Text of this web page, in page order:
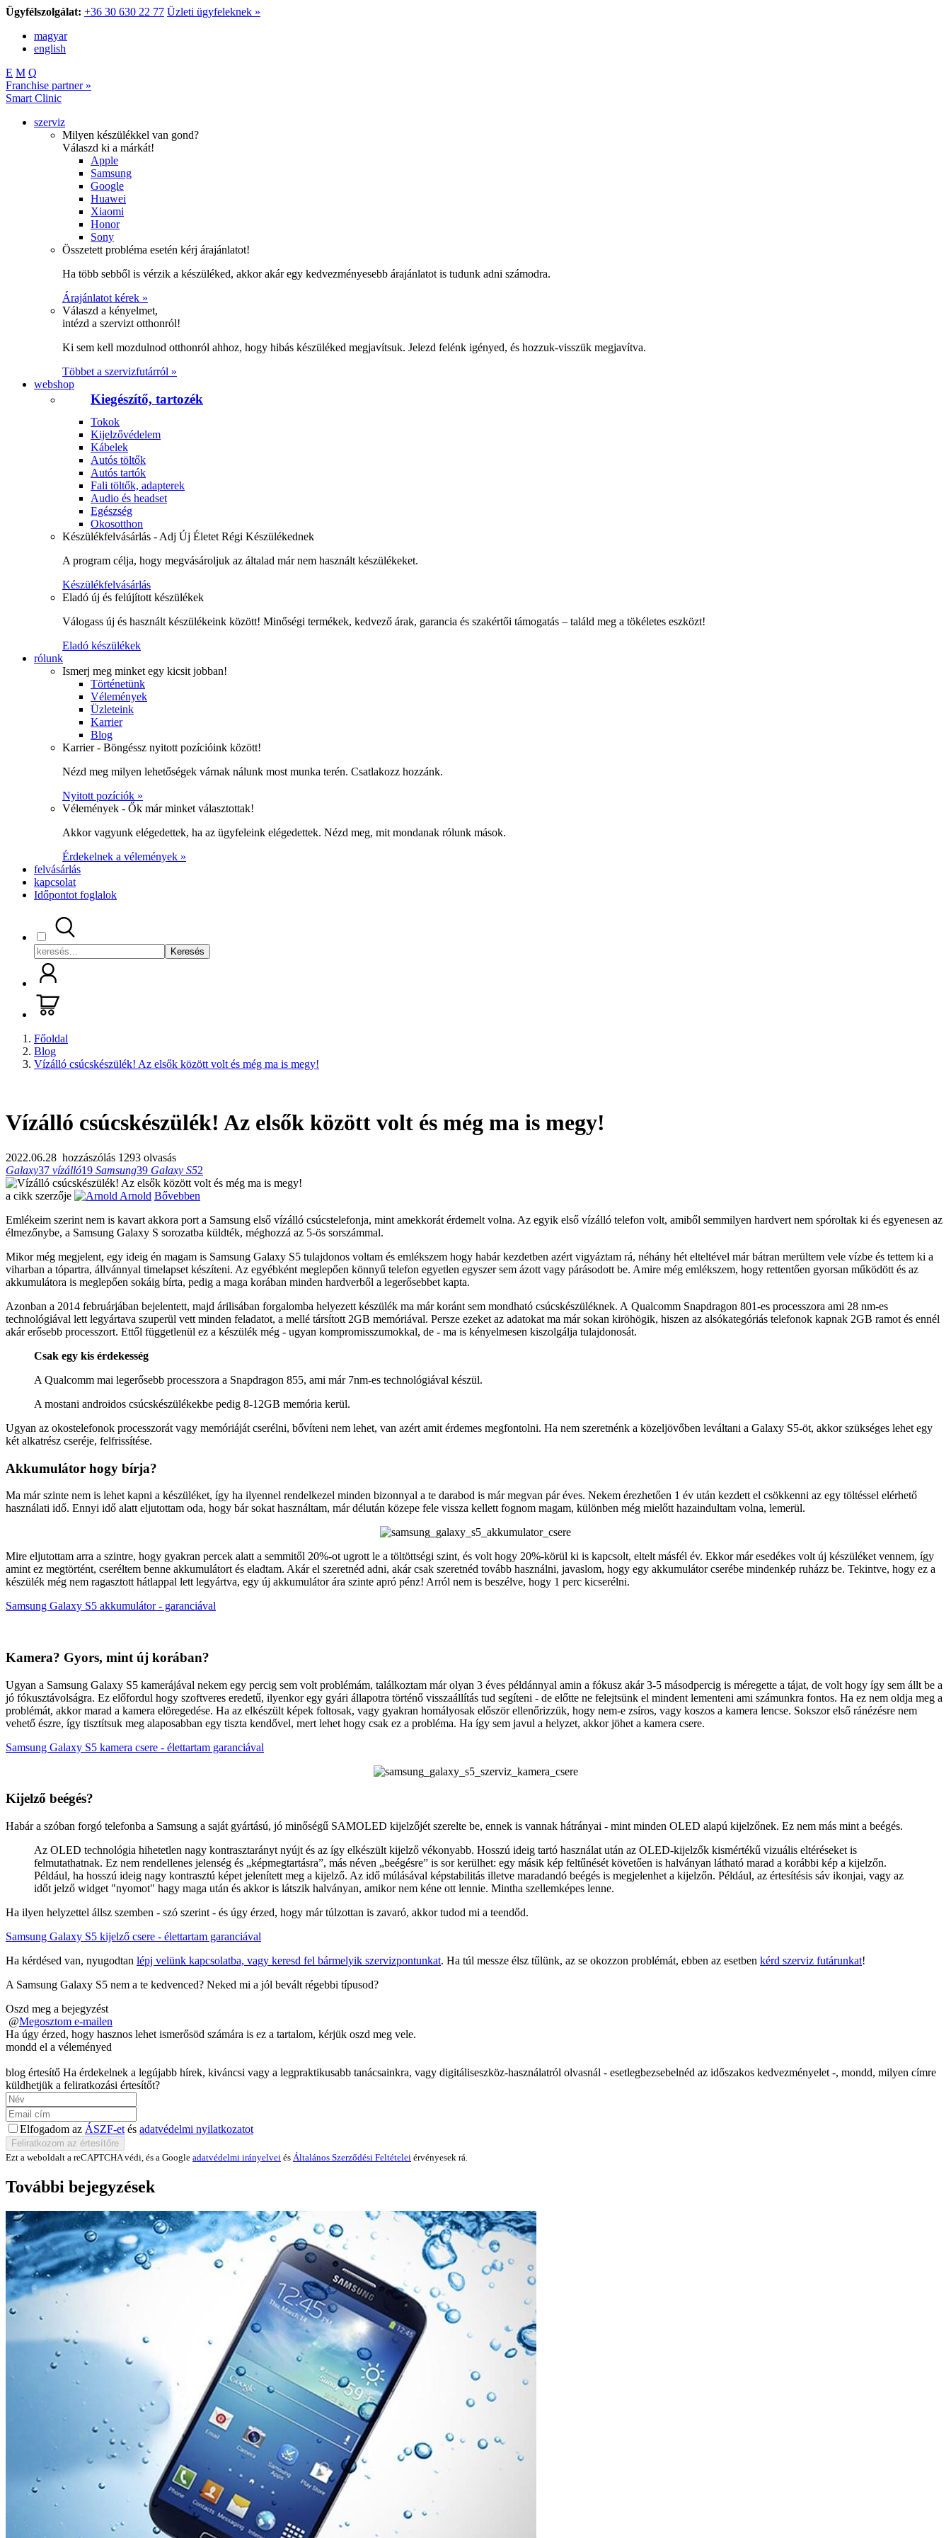
Ügyfélszolgálat: +36 30 630 22 77 Üzleti ügyfeleknek »
magyar
english
E M Q
Franchise partner »
Smart Clinic
szerviz
Milyen készülékkel van gond?
Válaszd ki a márkát!
Apple
Samsung
Google
Huawei
Xiaomi
Honor
Sony
Összetett probléma esetén kérj árajánlatot!
Ha több sebből is vérzik a készüléked, akkor akár egy kedvezményesebb árajánlatot is tudunk adni számodra.
Árajánlatot kérek »
Válaszd a kényelmet,
intézd a szervizt otthonról!
Ki sem kell mozdulnod otthonról ahhoz, hogy hibás készüléked megjavítsuk. Jelezd felénk igényed, és hozzuk-visszük megjavítva.
Többet a szervizfutárról »
webshop
Kiegészítő, tartozék
Tokok
Kijelzővédelem
Kábelek
Autós töltők
Autós tartók
Fali töltők, adapterek
Audio és headset
Egészség
Okosotthon
Készülékfelvásárlás - Adj Új Életet Régi Készülékednek
A program célja, hogy megvásároljuk az általad már nem használt készülékeket.
Készülékfelvásárlás
Eladó új és felújított készülékek
Válogass új és használt készülékeink között! Minőségi termékek, kedvező árak, garancia és szakértői támogatás – találd meg a tökéletes eszközt!
Eladó készülékek
rólunk
Ismerj meg minket egy kicsit jobban!
Történetünk
Vélemények
Üzleteink
Karrier
Blog
Karrier - Böngéssz nyitott pozícióink között!
Nézd meg milyen lehetőségek várnak nálunk most munka terén. Csatlakozz hozzánk.
Nyitott pozíciók »
Vélemények - Ők már minket választottak!
Akkor vagyunk elégedettek, ha az ügyfeleink elégedettek. Nézd meg, mit mondanak rólunk mások.
Érdekelnek a vélemények »
felvásárlás
kapcsolat
Időpontot foglalok
Keresés
Főoldal
Blog
Vízálló csúcskészülék! Az elsők között volt és még ma is megy!
Vízálló csúcskészülék! Az elsők között volt és még ma is megy!
2022.06.28 hozzászólás 1293 olvasás
Galaxy37 vízálló19 Samsung39 Galaxy S52
a cikk szerzője Arnold Bővebben
Emlékeim szerint nem is kavart akkora port a Samsung első vízálló csúcstelefonja, mint amekkorát érdemelt volna. Az egyik első vízálló telefon volt, amiből semmilyen hardvert nem spóroltak ki és egyenesen az
élmezőnybe, a Samsung Galaxy S sorozatba küldték, méghozzá az 5-ös sorszámmal.
Mikor még megjelent, egy ideig én magam is Samsung Galaxy S5 tulajdonos voltam és emlékszem hogy habár kezdetben azért vigyáztam rá, néhány hét elteltével már bátran merültem vele vízbe és tettem ki a
viharban a tópartra, állvánnyal timelapset készíteni. Az egyébként meglepően könnyű telefon egyetlen egyszer sem ázott vagy párásodott be. Amire még emlékszem, hogy rettentően gyorsan működött és az
akkumulátora is meglepően sokáig bírta, pedig a maga korában minden hardverből a legerősebbet kapta.
Azonban a 2014 februárjában bejelentett, majd árilisában forgalomba helyezett készülék ma már koránt sem mondható csúcskészüléknek. A Qualcomm Snapdragon 801-es processzora ami 28 nm-es
technológiával lett legyártava szuperül vett minden feladatot, a mellé társított 2GB memóriával. Persze ezeket az adatokat ma már sokan kiröhögik, hiszen az alsókategóriás telefonok kapnak 2GB ramot és ennél
akár erősebb processzort. Ettől függetlenül ez a készülék még - ugyan kompromisszumokkal, de - ma is kényelmesen kiszolgálja tulajdonosát.
Csak egy kis érdekesség
A Qualcomm mai legerősebb processzora a Snapdragon 855, ami már 7nm-es technológiával készül.
A mostani androidos csúcskészülékekbe pedig 8-12GB memória kerül.
Ugyan az okostelefonok processzorát vagy memóriáját cserélni, bővíteni nem lehet, van azért amit érdemes megfontolni. Ha nem szeretnénk a közeljövőben leváltani a Galaxy S5-öt, akkor szükséges lehet egy
két alkatrész cseréje, felfrissítése.
Akkumulátor hogy bírja?
Ma már szinte nem is lehet kapni a készüléket, így ha ilyennel rendelkezel minden bizonnyal a te darabod is már megvan pár éves. Nekem érezhetően 1 év után kezdett el csökkenni az egy töltéssel elérhető
használati idő. Ennyi idő alatt eljutottam oda, hogy bár sokat használtam, már délután közepe fele vissza kellett fognom magam, különben még mielőtt hazaindultam volna, lemerül.
Mire eljutottam arra a szintre, hogy gyakran percek alatt a semmitől 20%-ot ugrott le a töltöttségi szint, és volt hogy 20%-körül ki is kapcsolt, eltelt másfél év. Ekkor már esedékes volt új készüléket vennem, így
amint ez megtörtént, cseréltem benne akkumulátort és eladtam. Akár el szeretnéd adni, akár csak szeretnéd tovább használni, javaslom, hogy egy akkumulátor cserébe mindenkép ruházz be. Tekintve, hogy ez a
készülék még nem ragasztott hátlappal lett legyártva, egy új akkumulátor ára szinte apró pénz! Arról nem is beszélve, hogy 1 perc kicserélni.
Samsung Galaxy S5 akkumulátor - garanciával
Kamera? Gyors, mint új korában?
Ugyan a Samsung Galaxy S5 kamerájával nekem egy percig sem volt problémám, találkoztam már olyan 3 éves példánnyal amin a fókusz akár 3-5 másodpercig is méregette a tájat, de volt hogy így sem állt be a
jó fókusztávolságra. Ez előfordul hogy szoftveres eredetű, ilyenkor egy gyári állapotra történő visszaállítás tud segíteni - de előtte ne felejtsünk el mindent lementeni ami számunkra fontos. Ha ez nem oldja meg a
problémát, akkor marad a kamera elöregedése. Ha az elkészült képek foltosak, vagy gyakran homályosak először ellenőrizzük, hogy nem-e zsíros, vagy koszos a kamera lencse. Sokszor első ránézésre nem
vehető észre, így tisztítsuk meg alaposabban egy tiszta kendővel, mert lehet hogy csak ez a probléma. Ha így sem javul a helyzet, akkor jöhet a kamera csere.
Samsung Galaxy S5 kamera csere - élettartam garanciával
Kijelző beégés?
Habár a szóban forgó telefonba a Samsung a saját gyártású, jó minőségű SAMOLED kijelzőjét szerelte be, ennek is vannak hátrányai - mint minden OLED alapú kijelzőnek. Ez nem más mint a beégés.
Az OLED technológia hihetetlen nagy kontrasztarányt nyújt és az így elkészült kijelző vékonyabb. Hosszú ideig tartó használat után az OLED-kijelzők kismértékű vizuális eltéréseket is
felmutathatnak. Ez nem rendellenes jelenség és „képmegtartásra”, más néven „beégésre” is sor kerülhet: egy másik kép feltűnését követően is halványan látható marad a korábbi kép a kijelzőn.
Például, ha hosszú ideig nagy kontrasztú képet jelenített meg a kijelző. Az idő múlásával képstabilitás illetve maradandó beégés is megjelenhet a kijelzőn. Például, az értesítésis sáv ikonjai, vagy az
időt jelző widget "nyomot" hagy maga után és akkor is látszik halványan, amikor nem kéne ott lennie. Mintha szellemképes lenne.
Ha ilyen helyzettel állsz szemben - szó szerint - és úgy érzed, hogy már túlzottan is zavaró, akkor tudod mi a teendőd.
Samsung Galaxy S5 kijelző csere - élettartam garanciával
Ha kérdésed van, nyugodtan lépj velünk kapcsolatba, vagy keresd fel bármelyik szervizpontunkat. Ha túl messze élsz tűlünk, az se okozzon problémát, ebben az esetben kérd szerviz futárunkat!
A Samsung Galaxy S5 nem a te kedvenced? Neked mi a jól bevált régebbi típusod?
Oszd meg a bejegyzést
@Megosztom e-mailen
Ha úgy érzed, hogy hasznos lehet ismerősöd számára is ez a tartalom, kérjük oszd meg vele.
mondd el a véleményed
blog értesítő Ha érdekelnek a legújabb hírek, kiváncsi vagy a legpraktikusabb tanácsainkra, vagy digitáliseszköz-használatról olvasnál - esetlegbezsebelnéd az időszakos kedvezményelet -, mondd, milyen címre
küldhetjük a feliratkozási értesítőt?
Elfogadom az ÁSZF-et és adatvédelmi nyilatkozatot
Ezt a weboldalt a reCAPTCHA védi, és a Google adatvédelmi irányelvei és Általános Szerződési Feltételei érvényesek rá.
További bejegyzések